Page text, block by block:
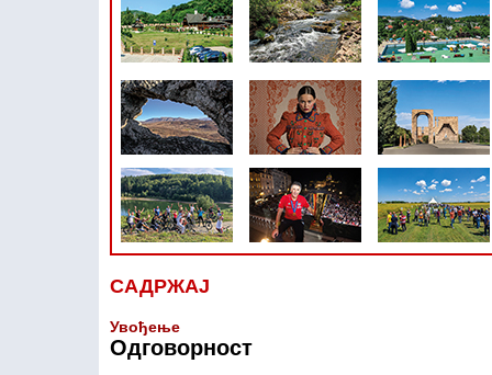
САДРЖАЈ
Увођење
Одговорност